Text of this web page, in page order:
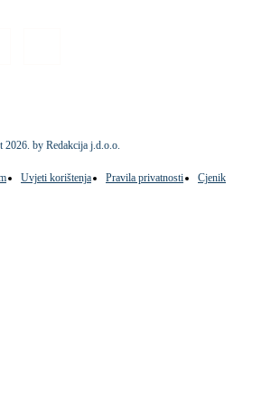
2026. by Redakcija j.d.o.o.
Uvjeti korištenja Pravila privatnosti
Cjenik